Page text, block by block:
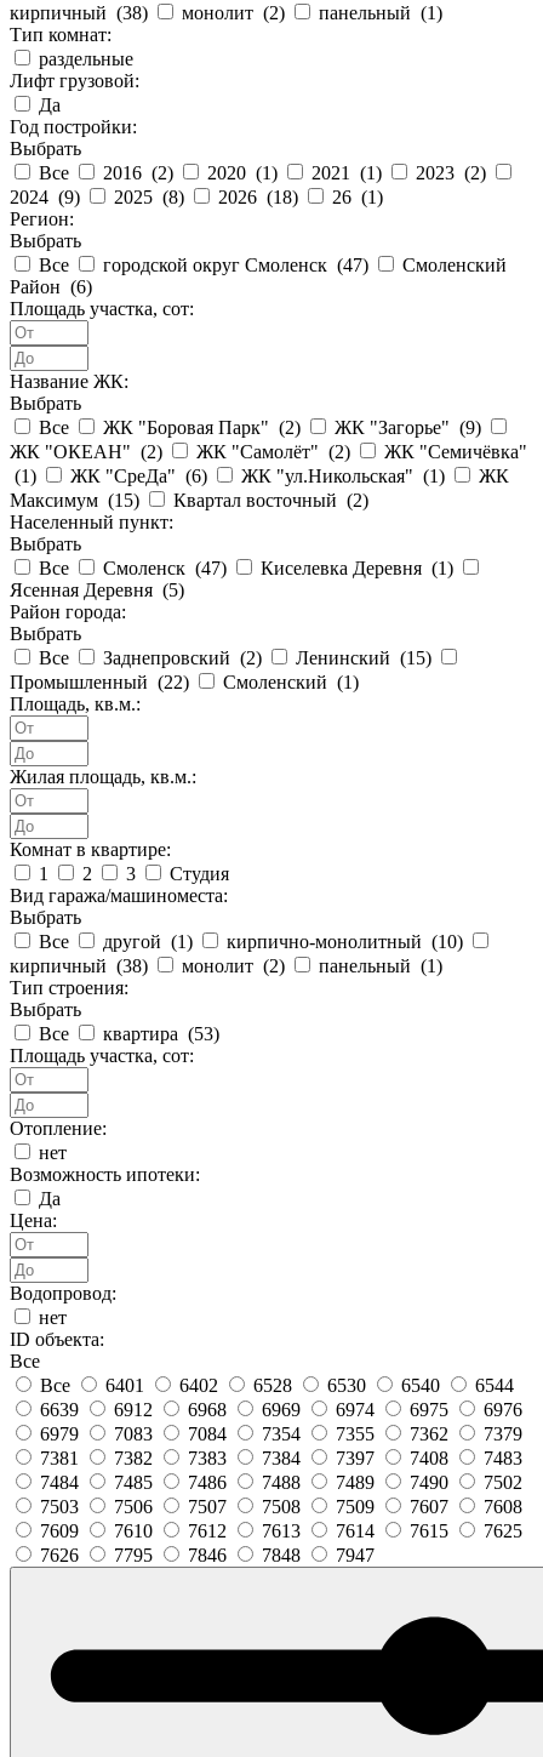
кирпичный (38) монолит (2) панельный (1)
Тип комнат:
раздельные
Лифт грузовой:
Да
Год постройки:
Выбрать
Все
2016 (2) 2020 (1) 2021 (1) 2023 (2)
2024 (9) 2025 (8) 2026 (18) 26 (1)
Регион:
Выбрать
Все
городской округ Смоленск (47)
Смоленский
Район (6)
Площадь участка, сот:
Название ЖК:
Выбрать
Все
ЖК "Боровая Парк" (2) ЖК "Загорье" (9)
ЖК "ОКЕАН" (2) ЖК "Самолёт" (2)
ЖК "Семичёвка"
(1) ЖК "СреДа" (6) ЖК "ул.Никольская" (1)
ЖК
Максимум (15) Квартал восточный (2)
Населенный пункт:
Выбрать
Все
Смоленск (47) Киселевка Деревня (1)
Ясенная Деревня (5)
Район города:
Выбрать
Все
Заднепровский (2) Ленинский (15)
Промышленный (22) Смоленский (1)
Площадь, кв.м.:
Жилая площадь, кв.м.:
Комнат в квартире:
1
2 3
Студия
Вид гаража/машиноместа:
Выбрать
Все
другой (1) кирпично-монолитный (10)
кирпичный (38) монолит (2) панельный (1)
Тип строения:
Выбрать
Все
квартира (53)
Площадь участка, сот:
Отопление:
нет
Возможность ипотеки:
Да
Цена:
Водопровод:
нет
ID объекта:
Все
Все
6401 6402 6528 6530 6540
6544
6639
6912 6968 6969 6974 6975
6976
6979
7083 7084 7354 7355 7362
7379
7381
7382 7383 7384 7397 7408
7483
7484
7485 7486 7488 7489 7490
7502
7503
7506 7507 7508 7509 7607
7608
7609
7610 7612 7613 7614 7615
7625
7626
7795 7846 7848 7947